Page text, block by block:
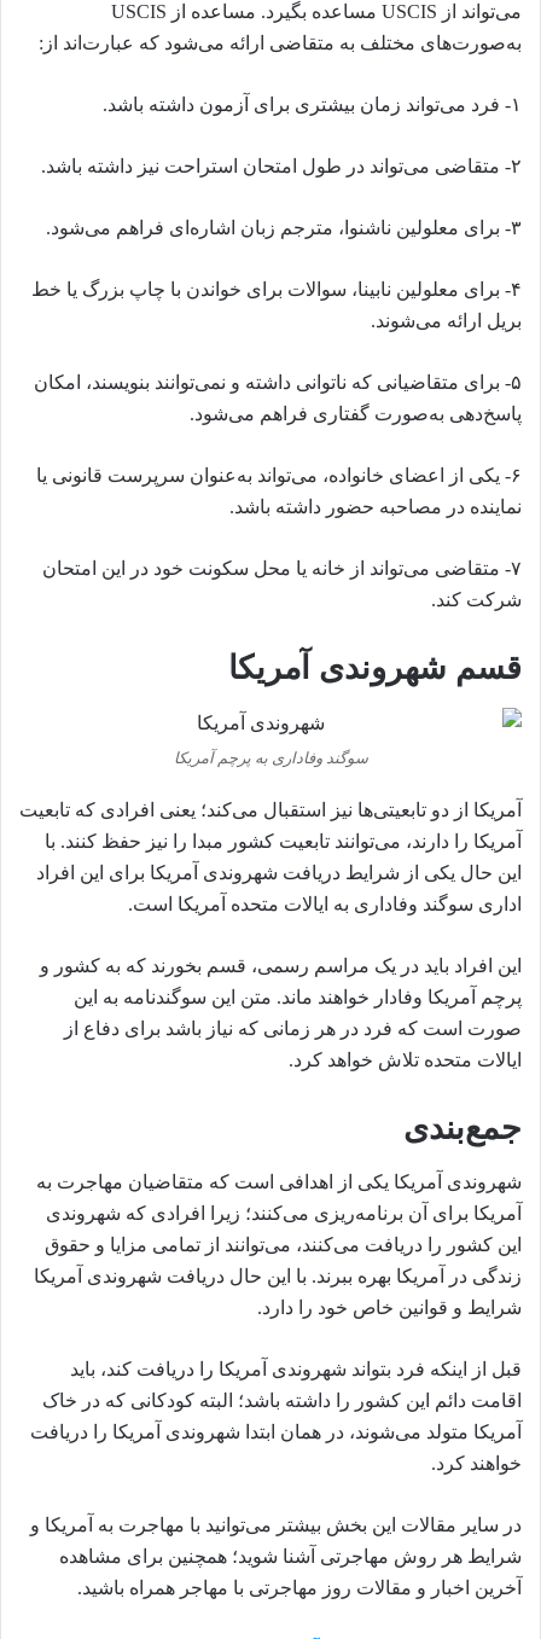
می‌تواند از USCIS مساعده بگیرد. مساعده از USCIS
به‌صورت‌های مختلف به متقاضی ارائه می‌شود که عبارت‌اند از:
۱- فرد می‌تواند زمان بیشتری برای آزمون داشته باشد.
۲- متقاضی می‌تواند در طول امتحان استراحت نیز داشته باشد.
۳- برای معلولین ناشنوا، مترجم زبان اشاره‌ای فراهم می‌شود.
۴- برای معلولین نابینا، سوالات برای خواندن با چاپ بزرگ یا خط
بریل ارائه می‌شوند.
۵- برای متقاضیانی که ناتوانی داشته و نمی‌توانند بنویسند، امکان
پاسخ‌دهی به‌صورت گفتاری فراهم می‌شود.
۶- یکی از اعضای خانواده، می‌تواند به‌عنوان سرپرست قانونی یا
نماینده در مصاحبه حضور داشته باشد.
۷- متقاضی می‌تواند از خانه یا محل سکونت خود در این امتحان
شرکت کند.
قسم شهروندی آمریکا
سوگند وفاداری به پرچم آمریکا
آمریکا از دو تابعیتی‌ها نیز استقبال می‌کند؛ یعنی افرادی که تابعیت
آمریکا را دارند، می‌توانند تابعیت کشور مبدا را نیز حفظ کنند. با
این حال یکی از شرایط دریافت شهروندی آمریکا برای این افراد
اداری سوگند وفاداری به ایالات متحده آمریکا است.
این افراد باید در یک مراسم رسمی، قسم بخورند که به کشور و
پرچم آمریکا وفادار خواهند ماند. متن این سوگندنامه به این
صورت است که فرد در هر زمانی که نیاز باشد برای دفاع از
ایالات متحده تلاش خواهد کرد.
جمع‌بندی
شهروندی آمریکا یکی از اهدافی است که متقاضیان مهاجرت به
آمریکا برای آن برنامه‌ریزی می‌کنند؛ زیرا افرادی که شهروندی
این کشور را دریافت می‌کنند، می‌توانند از تمامی مزایا و حقوق
زندگی در آمریکا بهره ببرند. با این حال دریافت شهروندی آمریکا
شرایط و قوانین خاص خود را دارد.
قبل از اینکه فرد بتواند شهروندی آمریکا را دریافت کند، باید
اقامت دائم این کشور را داشته باشد؛ البته کودکانی که در خاک
آمریکا متولد می‌شوند، در همان ابتدا شهروندی آمریکا را دریافت
خواهند کرد.
در سایر مقالات این بخش بیشتر می‌توانید با مهاجرت به آمریکا و
شرایط هر روش مهاجرتی آشنا شوید؛ همچنین برای مشاهده
آخرین اخبار و مقالات روز مهاجرتی با مهاجر همراه باشید.